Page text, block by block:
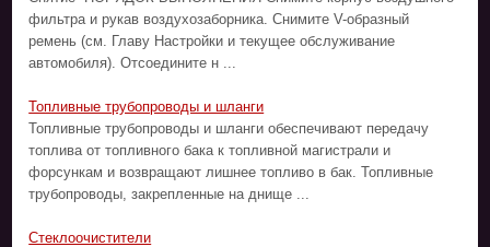
фильтра и рукав воздухозаборника. Снимите V-образный
ремень (см. Главу Настройки и текущее обслуживание
автомобиля). Отсоедините н ...
Топливные трубопроводы и шланги
Топливные трубопроводы и шланги обеспечивают передачу
топлива от топливного бака к топливной магистрали и
форсункам и возвращают лишнее топливо в бак. Топливные
трубопроводы, закрепленные на днище ...
Стеклоочистители